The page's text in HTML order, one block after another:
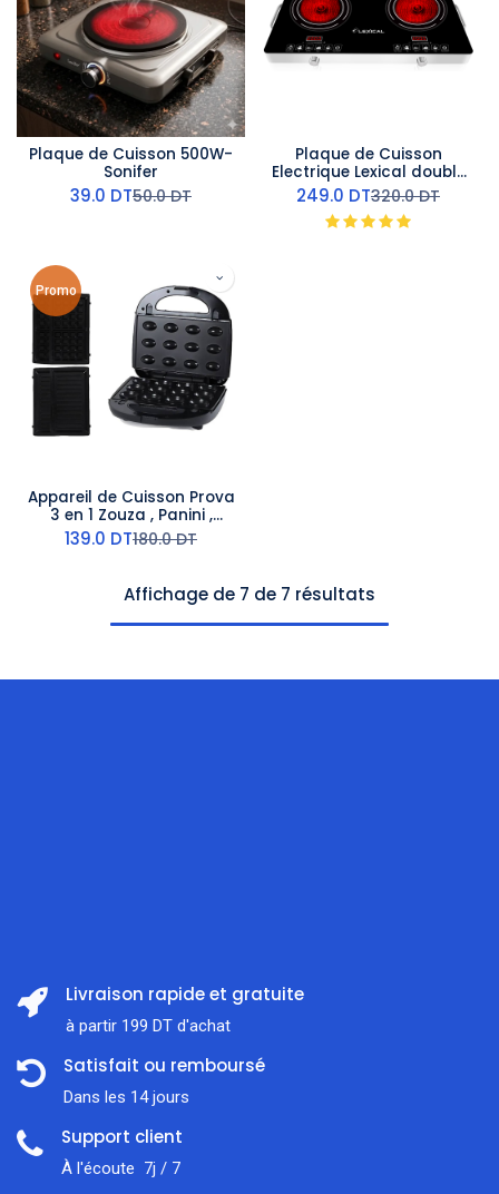
Plaque de Cuisson 500W-
Sonifer
39.0 DT50.0DT
Plaque de Cuisson
Electrique Lexical double
Feux Led 4000W
249.0 DT320.0DT
Promo
Appareil de Cuisson Prova
3 en 1 Zouza , Panini ,
Gauffre 1400W
139.0 DT180.0DT
Affichage de 7 de 7 résultats
Livraison rapide et gratuite
à partir 199 DT d'achat
Satisfait ou remboursé
Dans les 14 jours
Support client
À l'écoute 7j / 7